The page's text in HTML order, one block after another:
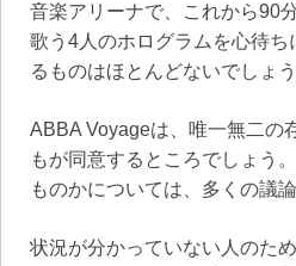
音楽アリーナで、これから90
歌う4人のホログラムを心待
るものはほとんどないでしょう
ABBA Voyageは、唯一無二の
もが同意するところでしょう
ものかについては、多くの議
状況が分かっていない人のた